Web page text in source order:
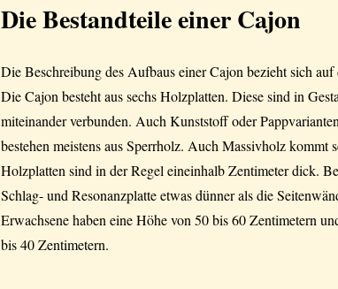
Die Bestandteile einer Cajon
Die Beschreibung des Aufbaus einer Cajon bezieht sich
Die Cajon besteht aus sechs Holzplatten. Diese sind in
miteinander verbunden. Auch Kunststoff oder
bestehen meistens aus Sperrholz. Auch Massivholz kommt
Holzplatten sind in der Regel eineinhalb Zentimeter dick.
Schlag- und Resonanzplatte etwas dünner als die
Erwachsene haben eine Höhe von 50 bis 60 Zentimetern
bis 40 Zentimetern.